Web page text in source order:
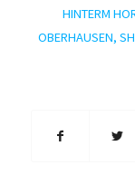
HINTERM
OBERHAUSEN,